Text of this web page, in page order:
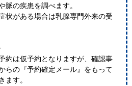
の疾患を調べます。
状がある場合は乳腺専門外来の受
約は仮予約となりますが、確認事
らの『予約確定メール』をもって
ます。